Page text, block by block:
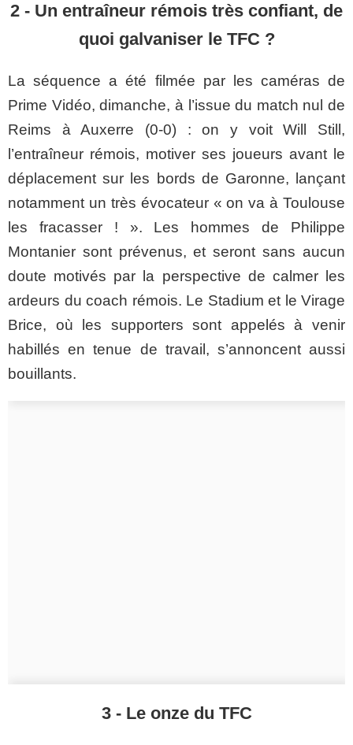
2 - Un entraîneur rémois très confiant, de
quoi galvaniser le TFC ?
La séquence a été filmée par les caméras de
Prime Vidéo, dimanche, à l’issue du match nul de
Reims à Auxerre (0-0) : on y voit Will Still ,
l’entraîneur rémois, motiver ses joueurs avant le
déplacement sur les bords de Garonne, lançant
notamment un très évocateur « on va à Toulouse
les fracasser ! ». Les hommes de Philippe
Montanier sont prévenus, etseront sans aucun
doute motivés par la perspective de calmer les
ardeurs du coach rémois. Le Stadium et le Virage
Brice, où les supporters sont appelés à venir
habillés en tenue de travail, s’annoncent aussi
bouillants.
3 - Le onze du TFC